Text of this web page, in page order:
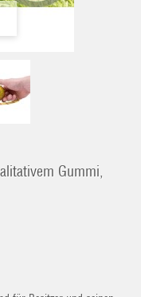
Gummi,